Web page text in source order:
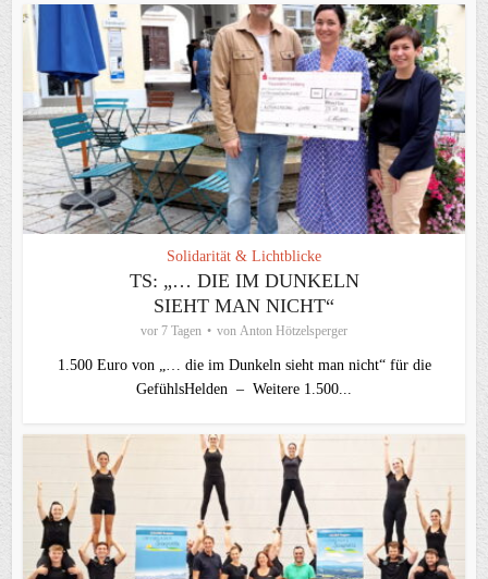
Solidarität & Lichtblicke
TS: „… DIE IM DUNKELN
SIEHT MAN NICHT“
vor 7 Tagen von Anton Hötzelsperger
1.500 Euro von „… die im Dunkeln sieht man nicht“ für die
GefühlsHelden – Weitere 1.500...